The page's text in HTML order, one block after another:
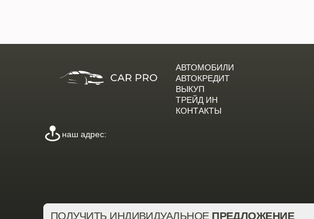
АВТОМОБИЛИ
АВТОКРЕДИТ
ВЫКУП
ТРЕЙД ИН
КОНТАКТЫ
наш адрес:
ПОЛУЧИТЬ ИНДИВИДУАЛЬНОЕ ПРЕДЛОЖЕНИЕ